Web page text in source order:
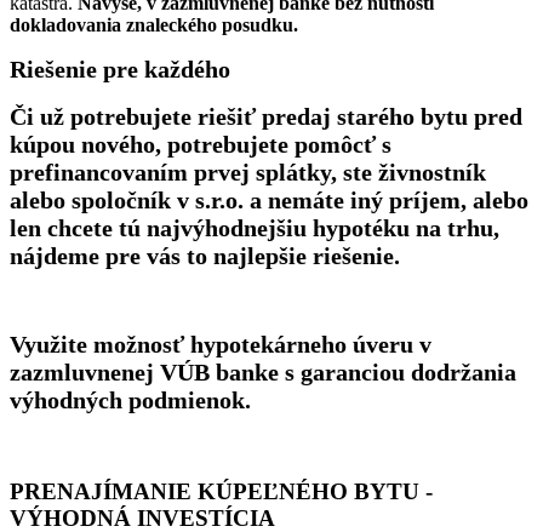
dokladovania znaleckého posudku.
Riešenie pre každého
Či už potrebujete riešiť predaj starého bytu pred
kúpou nového, potrebujete pomôcť s
prefinancovaním prvej splátky, ste živnostník
alebo spoločník v s.r.o. a nemáte iný príjem, alebo
len chcete tú najvýhodnejšiu hypotéku na trhu,
nájdeme pre vás to najlepšie riešenie.
Využite možnosť hypotekárneho úveru v
zazmluvnenej VÚB banke s garanciou dodržania
výhodných podmienok.
PRENAJÍMANIE KÚPEĽNÉHO BYTU -
VÝHODNÁ INVESTÍCIA